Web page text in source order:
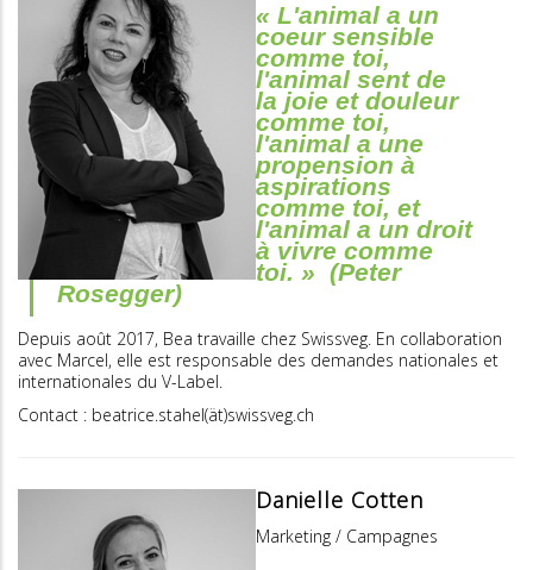
« L'animal a un
coeur sensible
comme toi,
l'animal sent de
la joie et douleur
comme toi,
l'animal a une
propension à
aspirations
comme toi, et
l'animal a un droit
à vivre comme
toi. » (Peter
Rosegger)
Depuis août 2017, Bea travaille chez Swissveg. En collaboration
avec Marcel, elle est responsable des demandes nationales et
internationales du V-Label.
Contact : beatrice.stahel(ät)swissveg.ch
Danielle Cotten
Marketing / Campagnes